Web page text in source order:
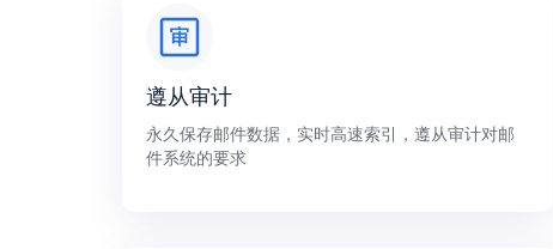
遵从审计
永久保存邮件数据，实时高速索引，遵从审计对邮
件系统的要求